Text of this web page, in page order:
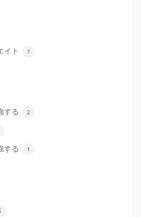
イト 1
する 2
する 1